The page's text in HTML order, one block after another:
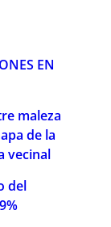
EN
maleza
de la
vecinal
del